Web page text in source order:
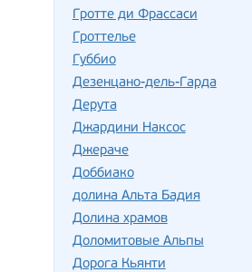
Гротте ди Фрассаси
Гроттелье
Губбио
Дезенцано-дель-Гарда
Дерута
Джардини Наксос
Джераче
Доббиако
долина Альта Бадия
Долина храмов
Доломитовые Альпы
Дорога Кьянти